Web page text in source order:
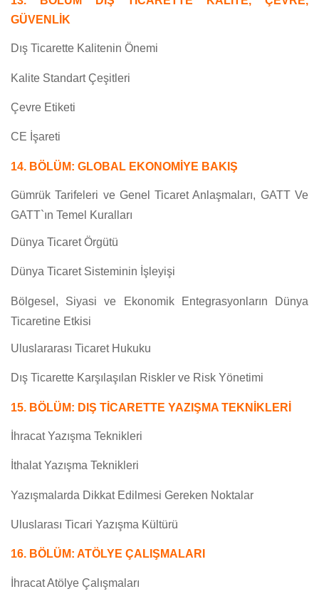
GÜVENLİK
Dış Ticarette Kalitenin Önemi
Kalite Standart Çeşitleri
Çevre Etiketi
CE İşareti
14. BÖLÜM: GLOBAL EKONOMİYE BAKIŞ
Gümrük Tarifeleri ve Genel Ticaret Anlaşmaları, GATT Ve
GATT`ın Temel Kuralları
Dünya Ticaret Örgütü
Dünya Ticaret Sisteminin İşleyişi
Bölgesel, Siyasi ve Ekonomik Entegrasyonların Dünya
Ticaretine Etkisi
Uluslararası Ticaret Hukuku
Dış Ticarette Karşılaşılan Riskler ve Risk Yönetimi
15. BÖLÜM: DIŞ TİCARETTE YAZIŞMA TEKNİKLERİ
İhracat Yazışma Teknikleri
İthalat Yazışma Teknikleri
Yazışmalarda Dikkat Edilmesi Gereken Noktalar
Uluslarası Ticari Yazışma Kültürü
16. BÖLÜM: ATÖLYE ÇALIŞMALARI
İhracat Atölye Çalışmaları